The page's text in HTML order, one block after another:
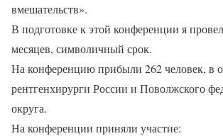
вмешательств».
В подготовке к этой конференции я
месяцев, символичный срок.
На конференцию прибыли 262 человек, в
рентгенхирурги России и Поволжского
округа.
На конференции приняли участие: